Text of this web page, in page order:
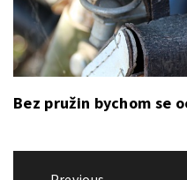
Bez pružin bychom se
Navigace